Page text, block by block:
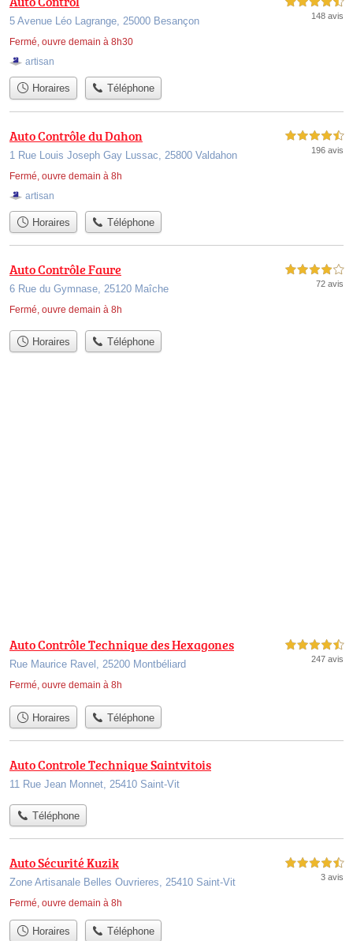
5 Avenue Léo Lagrange, 25000 Besançon
Fermé, ouvre demain à 8h30
4,5 étoiles sur 5
148 avis
artisan
Horaires Téléphone
Auto Contrôle du Dahon
1 Rue Louis Joseph Gay Lussac, 25800 Valdahon
Fermé, ouvre demain à 8h
4,5 étoiles sur 5
196 avis
artisan
Horaires Téléphone
Auto Contrôle Faure
6 Rue du Gymnase, 25120 Maîche
Fermé, ouvre demain à 8h
4,0 étoiles sur 5
72 avis
Horaires Téléphone
Auto Contrôle Technique des Hexagones
Rue Maurice Ravel, 25200 Montbéliard
Fermé, ouvre demain à 8h
4,5 étoiles sur 5
247 avis
Horaires Téléphone
Auto Controle Technique Saintvitois
11 Rue Jean Monnet, 25410 Saint-Vit
Téléphone
Auto Sécurité Kuzik
Zone Artisanale Belles Ouvrieres, 25410 Saint-Vit
Fermé, ouvre demain à 8h
4,5 étoiles sur 5
3 avis
Horaires Téléphone